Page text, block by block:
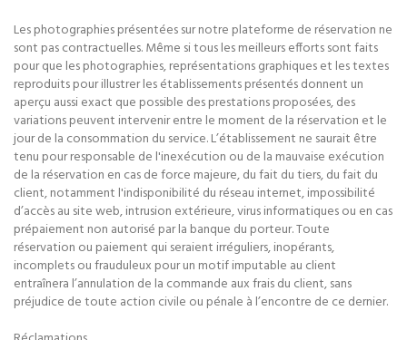
Les photographies présentées sur notre plateforme de réservation ne
sont pas contractuelles. Même si tous les meilleurs efforts sont faits
pour que les photographies, représentations graphiques et les textes
reproduits pour illustrer les établissements présentés donnent un
aperçu aussi exact que possible des prestations proposées, des
variations peuvent intervenir entre le moment de la réservation et le
jour de la consommation du service. L’établissement ne saurait être
tenu pour responsable de l'inexécution ou de la mauvaise exécution
de la réservation en cas de force majeure, du fait du tiers, du fait du
client, notamment l'indisponibilité du réseau internet, impossibilité
d’accès au site web, intrusion extérieure, virus informatiques ou en cas
prépaiement non autorisé par la banque du porteur. Toute
réservation ou paiement qui seraient irréguliers, inopérants,
incomplets ou frauduleux pour un motif imputable au client
entraînera l’annulation de la commande aux frais du client, sans
préjudice de toute action civile ou pénale à l’encontre de ce dernier.